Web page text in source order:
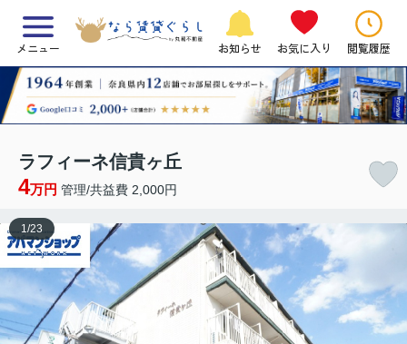
メニュー お知らせ お気に入り 閲覧履歴
ラフィーネ信貴ヶ丘
4万円 管理/共益費 2,000円
1/23